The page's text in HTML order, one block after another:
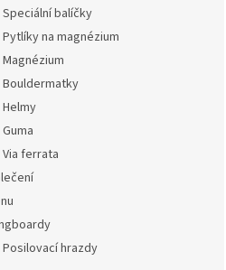
Speciální balíčky
Pytlíky na magnézium
Magnézium
Bouldermatky
Helmy
Guma
Via ferrata
Posilovací hrazdy